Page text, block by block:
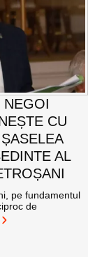
NEGOI
CU
AL
pe fundamentul
de